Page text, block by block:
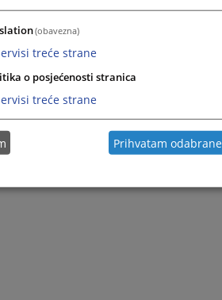
(obavezna)
treće strane
o posjećenosti stranica
treće strane
Prihvatam odabrane